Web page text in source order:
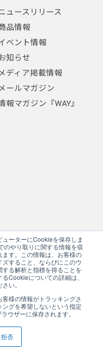
ーターにCookieを保存しま
やり取りに関する情報を収
す。この情報は、お客様の
すること、ならびにこのウ
る解析と指標を得ることを
Cookieについての詳細は、
い。
様の情報がトラッキングさ
グを希望しないという指定
ウザーに保存されます。
拒否
ュースリリース
品情報
ベント情報
知らせ
ディア掲載情報
ールマガジン
報マガジン『WAY』